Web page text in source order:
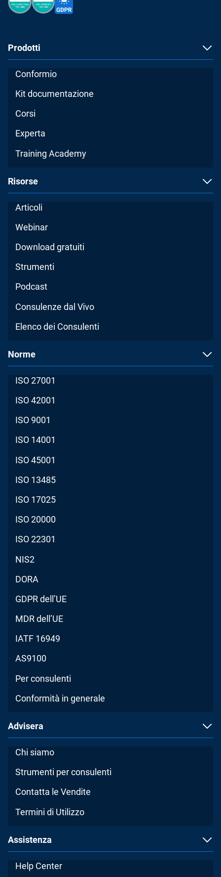
Prodotti
Conformio
Kit documentazione
Corsi
Experta
Training Academy
Risorse
Articoli
Webinar
Download gratuiti
Strumenti
Podcast
Consulenze dal Vivo
Elenco dei Consulenti
Norme
ISO 27001
ISO 42001
ISO 9001
ISO 14001
ISO 45001
ISO 13485
ISO 17025
ISO 20000
ISO 22301
NIS2
DORA
GDPR dell’UE
MDR dell’UE
IATF 16949
AS9100
Per consulenti
Conformità in generale
Advisera
Chi siamo
Strumenti per consulenti
Contatta le Vendite
Termini di Utilizzo
Assistenza
Help Center